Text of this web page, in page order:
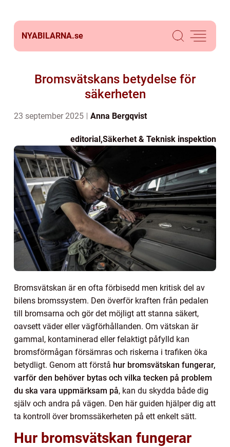
NYABILARNA.se
Bromsvätskans betydelse för
säkerheten
23 september 2025 Anna Bergqvist
editorial,Säkerhet & Teknisk inspektion
Bromsvätskan är en ofta förbisedd men kritisk del av
bilens bromssystem. Den överför kraften från pedalen
till bromsarna och gör det möjligt att stanna säkert,
oavsett väder eller vägförhållanden. Om vätskan är
gammal, kontaminerad eller felaktigt påfylld kan
bromsförmågan försämras och riskerna i trafiken öka
betydligt. Genom att förstå hur bromsvätskan fungerar,
varför den behöver bytas och vilka tecken på problem
du ska vara uppmärksam på, kan du skydda både dig
själv och andra på vägen. Den här guiden hjälper dig att
ta kontroll över bromssäkerheten på ett enkelt sätt.
Hur bromsvätskan fungerar